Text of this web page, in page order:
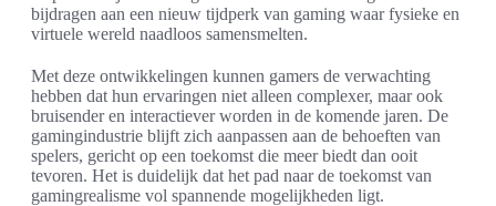
bijdragen aan een nieuw tijdperk van gaming waar fysieke en
virtuele wereld naadloos samensmelten.
Met deze ontwikkelingen kunnen gamers de verwachting
hebben dat hun ervaringen niet alleen complexer, maar ook
bruisender en interactiever worden in de komende jaren. De
gamingindustrie blijft zich aanpassen aan de behoeften van
spelers, gericht op een toekomst die meer biedt dan ooit
tevoren. Het is duidelijk dat het pad naar de toekomst van
gamingrealisme vol spannende mogelijkheden ligt.